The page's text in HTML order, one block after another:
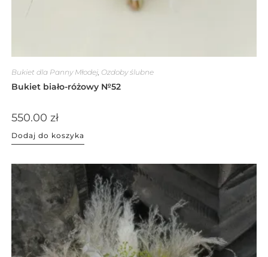
Bukiet dla Panny Młodej, Ozdoby ślubne
Bukiet biało-różowy №52
550.00 zł
Dodaj do koszyka